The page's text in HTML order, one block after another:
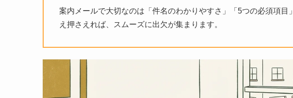
案内メールで大切なのは「件名のわかりやすさ」「5つの必須項目
え押さえれば、スムーズに出欠が集まります。